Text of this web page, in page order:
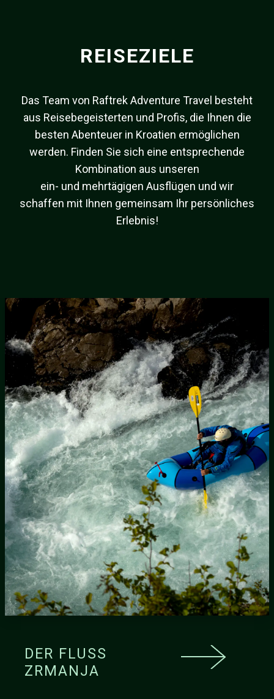
REISEZIELE
Das Team von Raftrek Adventure Travel besteht
aus Reisebegeisterten und Profis, die Ihnen die
besten Abenteuer in Kroatien ermöglichen
werden. Finden Sie sich eine entsprechende
Kombination aus unseren
ein- und mehrtägigen Ausflügen und wir
schaffen mit Ihnen gemeinsam Ihr persönliches
Erlebnis!
DER FLUSS
ZRMANJA